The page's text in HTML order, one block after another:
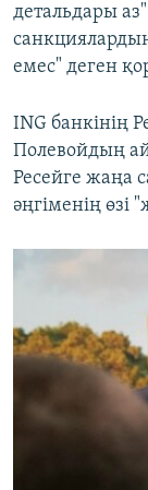
детальдары
емес" деген
ING банкінің
Полевойдың
Ресейге жаңа
әңгіменің өзі